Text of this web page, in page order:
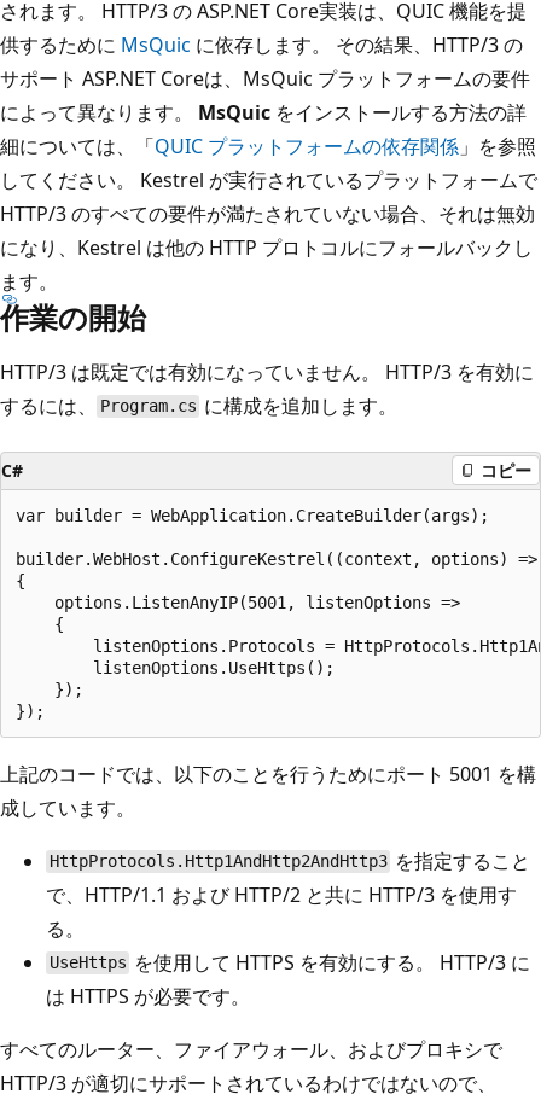
されます。 HTTP/3 の ASP.NET Core実装は、QUIC 機能を提
供するために MsQuic に依存します。 その結果、HTTP/3 の
サポート ASP.NET Coreは、MsQuic プラットフォームの要件
によって異なります。 MsQuic をインストールする方法の詳
細については、「QUIC プラットフォームの依存関係 」を参照
してください。 Kestrel が実行されているプラットフォームで
HTTP/3 のすべての要件が満たされていない場合、それは無効
になり、Kestrel は他の HTTP プロトコルにフォールバックし
ます。
作業の開始
HTTP/3 は既定では有効になっていません。 HTTP/3 を有効に
するには、
Program.cs に構成を追加します。
C# コピー
var builder = WebApplication.CreateBuilder(args);
builder.WebHost.ConfigureKestrel((context, options) =>
{
    options.ListenAnyIP(5001, listenOptions =>
    {
listenOptions.Protocols =
        listenOptions.UseHttps();
    });
上記のコードでは、以下のことを行うためにポート 5001 を構
成しています。
HttpProtocols.Http1AndHttp2AndHttp3 を指定すること
で、HTTP/1.1 および HTTP/2 と共に HTTP/3 を使用す
る。
UseHttps を使用して HTTPS を有効にする。 HTTP/3 に
は HTTPS が必要です。
すべてのルーター、ファイアウォール、およびプロキシで
HTTP/3 が適切にサポートされているわけではないので、